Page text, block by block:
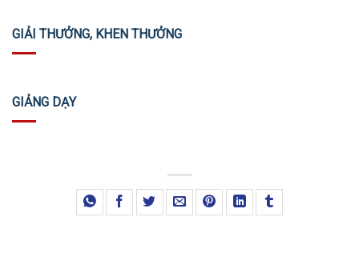
GIẢI THƯỞNG, KHEN THƯỞNG
GIẢNG DẠY